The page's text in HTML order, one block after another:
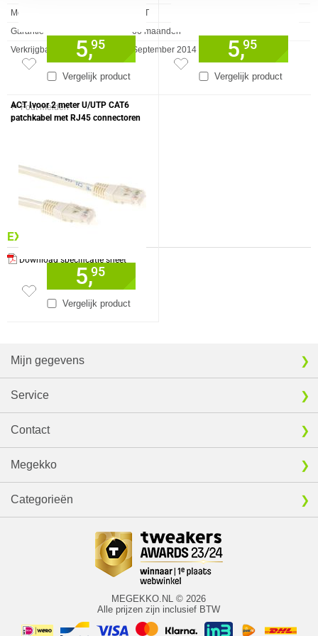
Merk
ACT
Garantie
60 maanden
Verkrijgbaar sinds
September 2014
⚑ Fout melden
EXTRA INFORMATIE
Download specificatie sheet
Vergelijk product
5,95
Vergelijk product
5,95
ACT Ivoor 2 meter U/UTP CAT6
patchkabel met RJ45 connectoren
Vergelijk product
5,95
Mijn gegevens
Service
Contact
Megekko
Categorieën
MEGEKKO.NL © 2026
Alle prijzen zijn inclusief BTW